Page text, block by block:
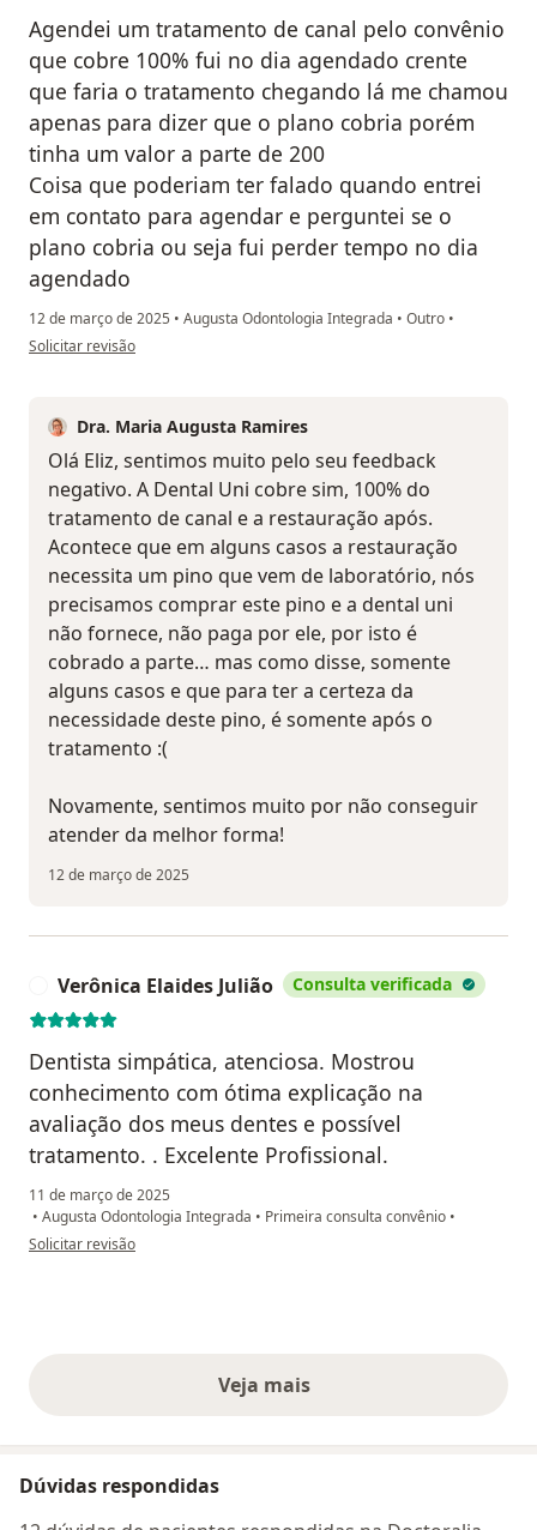
Agendei um tratamento de canal pelo convênio
que cobre 100% fui no dia agendado crente
que faria o tratamento chegando lá me chamou
apenas para dizer que o plano cobria porém
tinha um valor a parte de 200
Coisa que poderiam ter falado quando entrei
em contato para agendar e perguntei se o
plano cobria ou seja fui perder tempo no dia
agendado
12 de março de 2025 • Augusta Odontologia Integrada • Outro •
na opinião do utilizador Eliz
Solicitar revisão
Dra. Maria Augusta Ramires
Olá Eliz, sentimos muito pelo seu feedback
negativo. A Dental Uni cobre sim, 100% do
tratamento de canal e a restauração após.
Acontece que em alguns casos a restauração
necessita um pino que vem de laboratório, nós
precisamos comprar este pino e a dental uni
não fornece, não paga por ele, por isto é
cobrado a parte… mas como disse, somente
alguns casos e que para ter a certeza da
necessidade deste pino, é somente após o
tratamento :(
Novamente, sentimos muito por não conseguir
atender da melhor forma!
12 de março de 2025
Verônica Elaides Julião Consulta verificada
Dentista simpática, atenciosa. Mostrou
conhecimento com ótima explicação na
avaliação dos meus dentes e possível
tratamento. . Excelente Profissional.
11 de março de 2025
• Augusta Odontologia Integrada • Primeira consulta convênio •
na opinião do utilizador Verônica Elaides Julião
Solicitar revisão
Veja maisopiniões acima
Dúvidas respondidas